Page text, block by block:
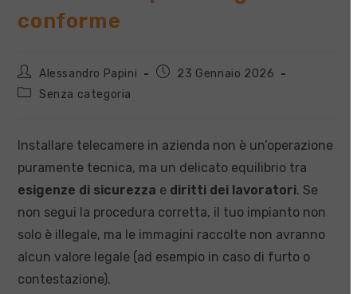
conforme
Autore
dell'articolo:
Alessandro Papini
Articolo23 Gennaio 2026
Categoria
Senza categoria
Installare telecamere in azienda non è un’operazione
puramente tecnica, ma un delicato equilibrio tra
esigenze di sicurezza e diritti dei lavoratori. Se
non segui la procedura corretta, il tuo impianto non
solo è illegale, ma le immagini raccolte non avranno
alcun valore legale (ad esempio in caso di furto o
contestazione).